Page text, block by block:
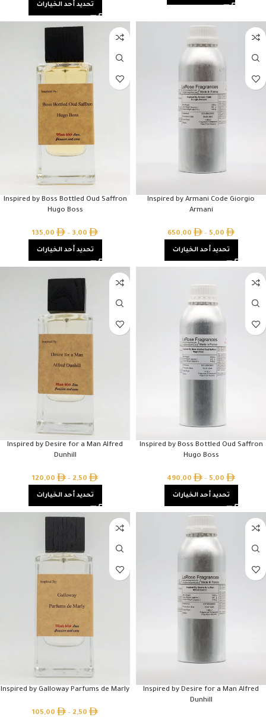
تحديد أحد الخيارات
Inspired by Armani Code Giorgio
Armani
5,00
–
650,00
تحديد أحد الخيارات
Inspired by Boss Bottled Oud Saffron
Hugo Boss
3,00
–
135,00
تحديد أحد الخيارات
Inspired by Boss Bottled Oud Saffron
Hugo Boss
5,00
–
490,00
تحديد أحد الخيارات
Inspired by Desire for a Man Alfred
Dunhill
2,50
–
120,00
تحديد أحد الخيارات
Inspired by Desire for a Man Alfred
Dunhill
Inspired by Galloway Parfums de Marly
2,50
–
105,00